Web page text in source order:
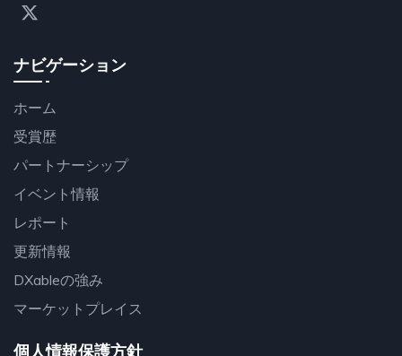
ナビゲーション
ホーム
受賞歴
パートナーシップ
イベント情報
レポート
更新情報
DXableの強み
マーケットプレイス
個人情報保護方針